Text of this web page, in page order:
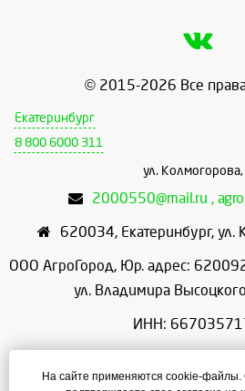
© 2015-2026 Все
Екатеринбург
8 800 6000 311
ул.
2000550@mail.ru ,
620034, Екатеринбург, ул.
ООО АгроГород, Юр. адрес:
ул. Владимира
ИНН:
На сайте применяются cookie-файлы.